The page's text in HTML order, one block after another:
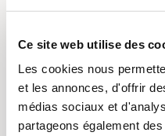
Ce site web utilise des
Les cookies nous
et les annonces, d'offrir
médias sociaux et
partageons également
Vous devezvous
commentaire.